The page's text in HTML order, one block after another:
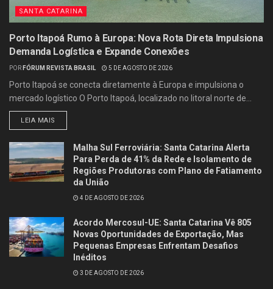
SANTA CATARINA
Porto Itapoá Rumo à Europa: Nova Rota Direta Impulsiona
Demanda Logística e Expande Conexões
POR FÓRUM REVISTA BRASIL 5 DE AGOSTO DE 2026
Porto Itapoá se conecta diretamente à Europa e impulsiona o
mercado logístico O Porto Itapoá, localizado no litoral norte de...
LEIA MAIS
Malha Sul Ferroviária: Santa Catarina Alerta
Para Perda de 41% da Rede e Isolamento de
Regiões Produtoras com Plano de Fatiamento
da União
4 DE AGOSTO DE 2026
Acordo Mercosul-UE: Santa Catarina Vê 805
Novas Oportunidades de Exportação, Mas
Pequenas Empresas Enfrentam Desafios
Inéditos
3 DE AGOSTO DE 2026